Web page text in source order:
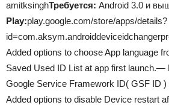
amitksinghТребуется: Android 3.0 и
Play:play.google.com/store/apps/details?
Added options to choose App language
Saved Used ID List at app first
Google Service Framework ID( GSF ID
Added options to disable Device restart